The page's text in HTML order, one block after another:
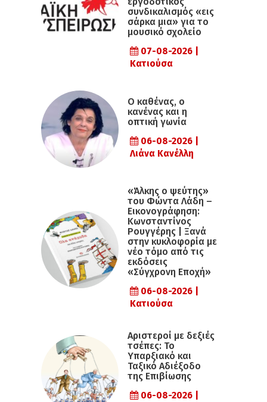
συνδικαλισμός «εις
σάρκα μια» για το
μουσικό σχολείο
07-08-2026 |
Κατιούσα
Ο καθένας, ο
κανένας και η
οπτική γωνία
06-08-2026 |
Λιάνα Κανέλλη
«Άλκης ο ψεύτης»
του Φώντα Λάδη –
Εικονογράφηση:
Κωνσταντίνος
Ρουγγέρης | Ξανά
στην κυκλοφορία με
νέο τόμο από τις
εκδόσεις
«Σύγχρονη Εποχή»
06-08-2026 |
Κατιούσα
Αριστεροί με δεξιές
τσέπες: Το
Υπαρξιακό και
Ταξικό Αδιέξοδο
της Επιβίωσης
06-08-2026 |